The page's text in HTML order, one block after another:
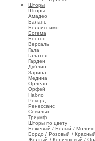
Шторы
Шторы
Амадео
Баланс
Беллиссимо
Богема
Бостон
Версаль
Гала
Галатея
Гарден
Дублин
Зарина
Медина
Орлеан
Орфей
Пабло
Рекорд
Ренессанс
Севилья
Триумф
Шторы по цвету
Бежевый / Белый /
Бордо / Розовый / Красный
Желтый / Коричневый /